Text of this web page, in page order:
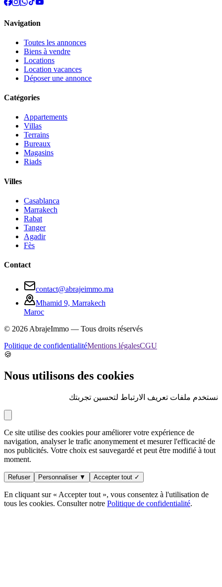
Navigation
Toutes les annonces
Biens à vendre
Locations
Location vacances
Déposer une annonce
Catégories
Appartements
Villas
Terrains
Bureaux
Magasins
Riads
Villes
Casablanca
Marrakech
Rabat
Tanger
Agadir
Fès
Contact
contact@abrajeimmo.ma
Mhamid 9, Marrakech
Maroc
© 2026AbrajeImmo — Tous droits réservés
Politique de confidentialitéMentions légalesCGU
🍪
Nous utilisons des cookies
نستخدم ملفات تعريف الارتباط لتحسين تجربتك
Ce site utilise des cookies pour améliorer votre expérience de
navigation, analyser le trafic anonymement et mesurer l'efficacité de
nos publicités. Votre choix est sauvegardé et peut être modifié à tout
moment.
Refuser Personnaliser ▼ Accepter tout ✓
En cliquant sur « Accepter tout », vous consentez à l'utilisation de
tous les cookies. Consulter notre Politique de confidentialité.